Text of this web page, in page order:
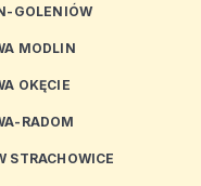
GOLENIÓW
MODLIN
OKĘCIE
RADOM
STRACHOWICE